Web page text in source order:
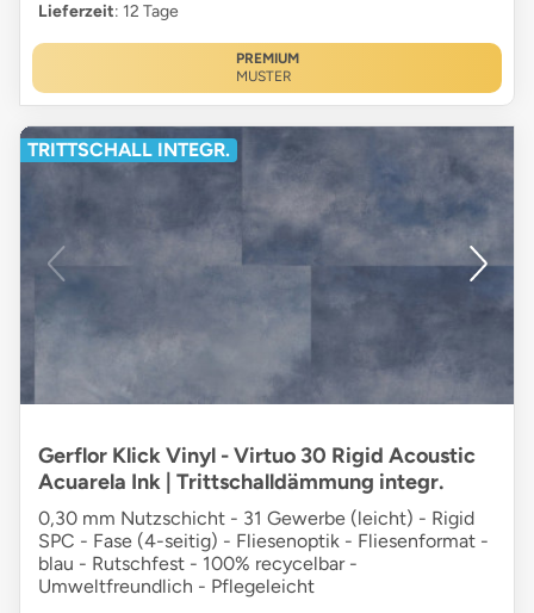
Lieferzeit: 12 Tage
PREMIUM
MUSTER
TRITTSCHALL INTEGR.
Gerflor Klick Vinyl - Virtuo 30 Rigid Acoustic
Acuarela Ink | Trittschalldämmung integr.
0,30 mm Nutzschicht - 31 Gewerbe (leicht) - Rigid
SPC - Fase (4-seitig) - Fliesenoptik - Fliesenformat -
blau - Rutschfest - 100% recycelbar -
Umweltfreundlich - Pflegeleicht